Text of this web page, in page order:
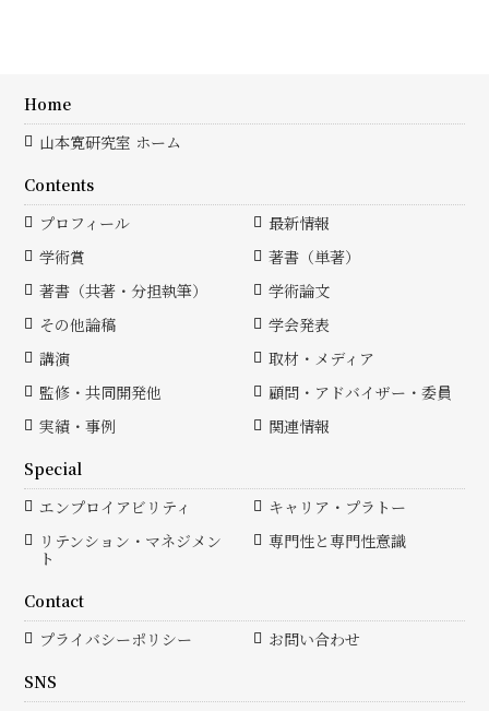
Home
山本寛研究室 ホーム
Contents
プロフィール
最新情報
学術賞
著書（単著）
著書（共著・分担執筆）
学術論文
その他論稿
学会発表
講演
取材・メディア
監修・共同開発他
顧問・アドバイザー・委員
実績・事例
関連情報
Special
エンプロイアビリティ
キャリア・プラトー
リテンション・マネジメン
ト
専門性と専門性意識
Contact
プライバシーポリシー
お問い合わせ
SNS